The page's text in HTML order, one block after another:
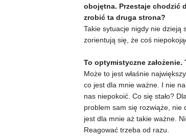
obojętna. Przestaje chodzić
zrobić ta druga strona?
Takie sytuacje nigdy nie dzieją
zorientują się, że coś
To optymistyczne założenie.
Może to jest właśnie
co jest dla mnie ważne. I nie
nas niepokoić. Co się stało?
problem sam się rozwiąże, nie
jest dla mnie aż takie ważne.
Reagować trzeba od razu.